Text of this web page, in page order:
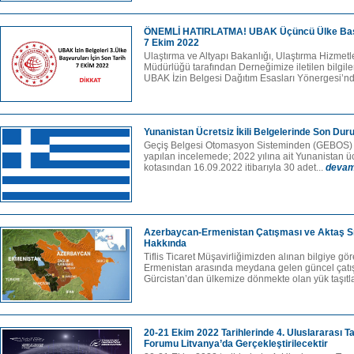
ÖNEMLİ HATIRLATMA! UBAK Üçüncü Ülke
7 Ekim 2022
Ulaştırma ve Altyapı Bakanlığı, Ulaştırma
Müdürlüğü tarafından Derneğimize iletilen
UBAK İzin Belgesi Dağıtım Esasları
Yunanistan Ücretsiz İkili Belgelerinde Son
Geçiş Belgesi Otomasyon Sisteminden
yapılan incelemede; 2022 yılına ait Yunanistan
kotasından 16.09.2022 itibarıyla 30 adet...
Azerbaycan-Ermenistan Çatışması ve Aktaş
Hakkında
Tiflis Ticaret Müşavirliğimizden alınan bilgiye
Ermenistan arasında meydana gelen güncel
Gürcistan’dan ülkemize dönmekte olan yük
20-21 Ekim 2022 Tarihlerinde 4. Uluslararası
Forumu Litvanya’da Gerçekleştirilecektir